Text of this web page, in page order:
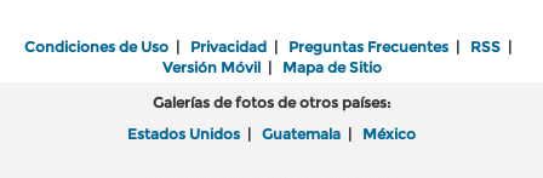
Condiciones de Uso | Privacidad | Preguntas Frecuentes | RSS |
Versión Móvil| Mapa de Sitio
Galerías de fotos de otros países:
Estados Unidos | Guatemala | México